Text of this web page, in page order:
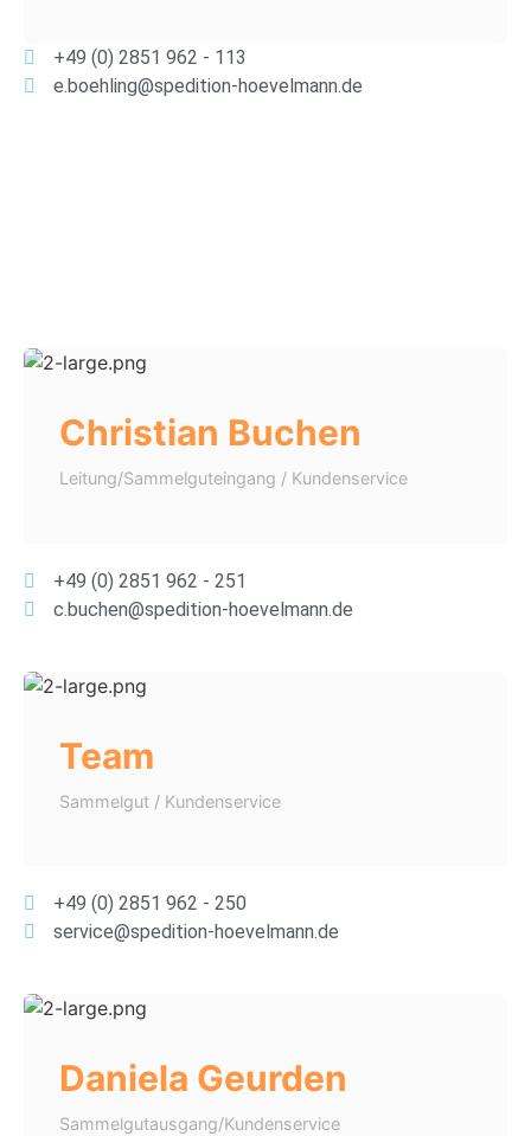
+49 (0) 2851 962 - 113
e.boehling@spedition-hoevelmann.de
Christian Buchen
Leitung/Sammelguteingang / Kundenservice
+49 (0) 2851 962 - 251
c.buchen@spedition-hoevelmann.de
Team
Sammelgut / Kundenservice
+49 (0) 2851 962 - 250
service@spedition-hoevelmann.de
Daniela Geurden
Sammelgutausgang/Kundenservice